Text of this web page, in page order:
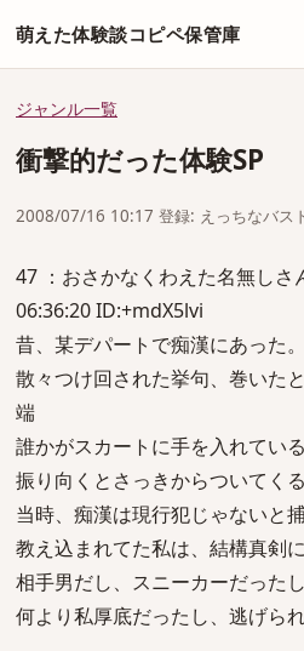
萌えた体験談コピペ保管庫
ジャンル一覧
衝撃的だった体験SP
2008/07/16 10:17 登録: えっちなバス
47 ：おさかなくわえた名無し
06:36:20 ID:+mdX5lvi
昔、某デパートで痴漢にあった。
散々つけ回された挙句、巻いた
端
誰かがスカートに手を入れている
振り向くとさっきからついてく
当時、痴漢は現行犯じゃないと
教え込まれてた私は、結構真剣
相手男だし、スニーカーだったし
何より私厚底だったし、逃げられ